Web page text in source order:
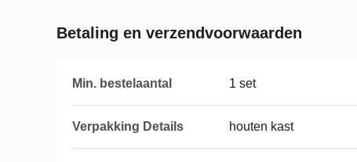
Betaling en verzendvoorwaarden
Min. bestelaantal 1 set
Verpakking Details houten kast